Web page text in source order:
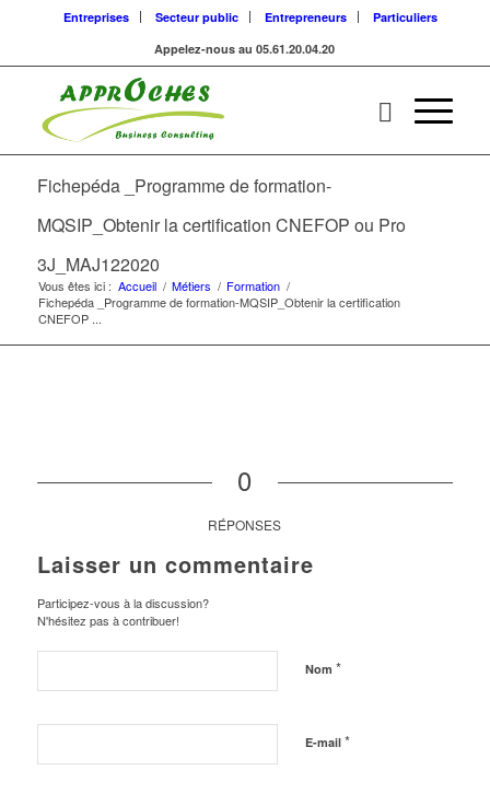
Entreprises Secteur public Entrepreneurs
Particuliers
Appelez-nous au 05.61.20.04.20
Fichepéda _Programme de formation-
MQSIP_Obtenir la certification CNEFOP ou Pro
3J_MAJ122020
Vous êtes ici : Accueil / Métiers / Formation /
Fichepéda _Programme de formation-MQSIP_Obtenir la certification
CNEFOP ...
0
RÉPONSES
Laisser un commentaire
Participez-vous à la discussion?
N'hésitez pas à contribuer!
Nom *
E-mail *